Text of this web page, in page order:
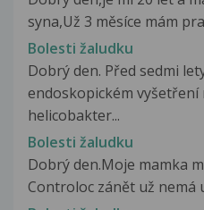
syna,Už 3 měsíce mám
Bolesti žaludku
Dobrý den. Před sedmi
endoskopickém vyšetření
helicobakter...
Bolesti žaludku
Dobrý den.Moje mamka
Controloc zánět už nemá